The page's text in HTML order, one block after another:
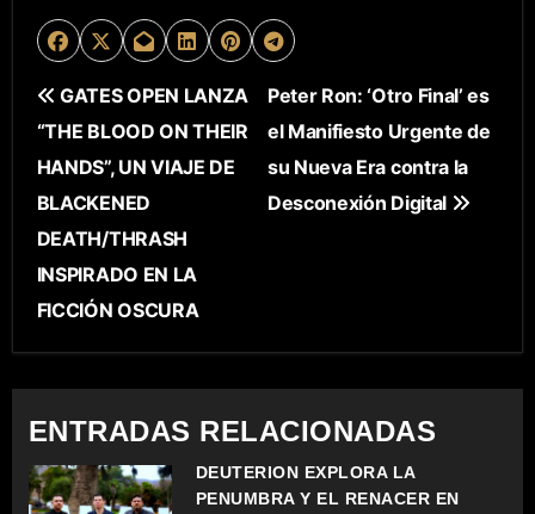
N
A
V
E
G
A
C
I
Ó
GATES OPEN LANZA
“THE BLOOD ON THEIR
HANDS”, UN VIAJE DE
BLACKENED
DEATH/THRASH
INSPIRADO EN LA
FICCIÓN OSCURA
Peter Ron: ‘Otro Final’ es
el Manifiesto Urgente de
su Nueva Era contra la
Desconexión Digital
ENTRADAS RELACIONADAS
DEUTERION EXPLORA LA
PENUMBRA Y EL RENACER EN